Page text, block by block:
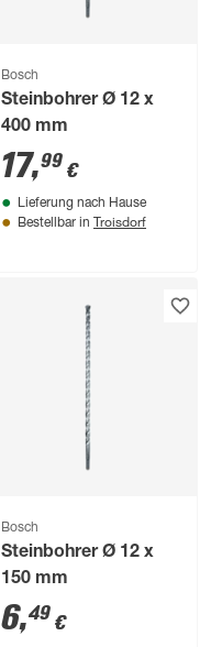
Bosch
Steinbohrer Ø 12 x
400 mm
17,99 €
Lieferung nach Hause
Bestellbar in Troisdorf
Bosch
Steinbohrer Ø 12 x
150 mm
6,49 €